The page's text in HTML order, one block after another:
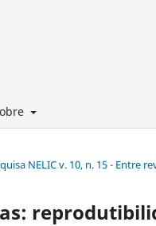
NELIC v. 10, n. 15 - Entre